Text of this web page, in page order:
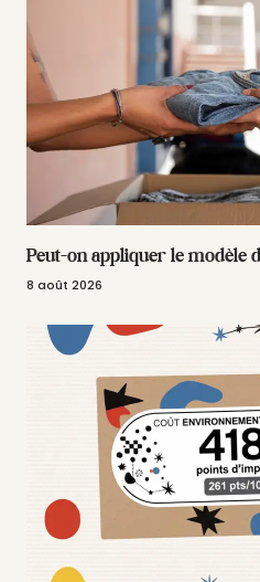
Peut-on appliquer le modèle
8 août 2026